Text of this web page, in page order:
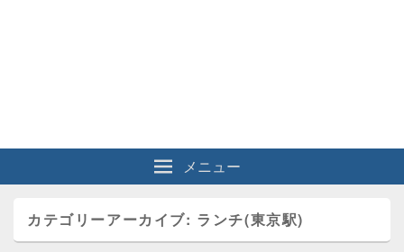
メニュー
カテゴリーアーカイブ: ランチ(東京駅)